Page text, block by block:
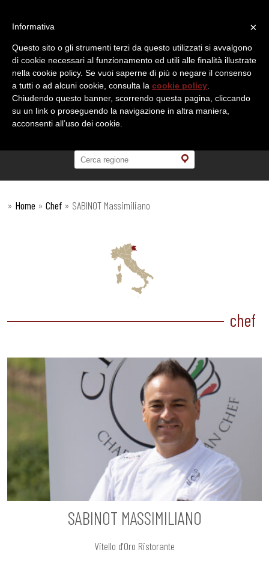
» Home » Chef » SABINOT Massimiliano
chef
SABINOT MASSIMILIANO
Vitello d'Oro Ristorante
×
Informativa
Questo sito o gli strumenti terzi da questo utilizzati si avvalgono
di cookie necessari al funzionamento ed utili alle finalità illustrate
nella cookie policy. Se vuoi saperne di più o negare il consenso
a tutti o ad alcuni cookie, consulta la cookie policy
Chiudendo questo banner, scorrendo questa pagina, cliccando
su un link o proseguendo la navigazione in altra maniera,
acconsenti all’uso dei cookie.